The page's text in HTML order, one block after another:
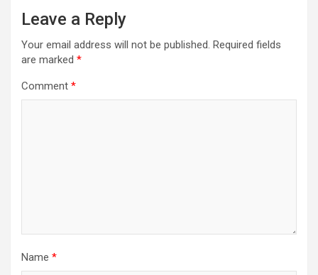
Leave a Reply
Your email address will not be published. Required fields
are marked *
Comment *
Name *